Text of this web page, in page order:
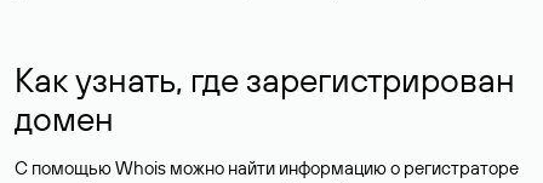
Как узнать, где зарегистрирован
домен
С помощью Whois можно найти информацию о регистраторе